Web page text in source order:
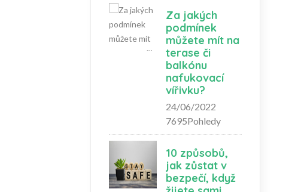
Za jakých
podmínek
můžete mít na
terase či
balkónu
nafukovací
vířivku?
24/06/2022
7695Pohledy
10 způsobů,
jak zůstat v
bezpečí, když